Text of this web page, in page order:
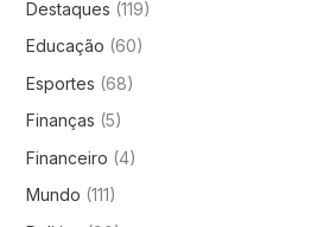
Destaques (119)
Educação (60)
Esportes (68)
Finanças (5)
Financeiro (4)
Mundo (111)